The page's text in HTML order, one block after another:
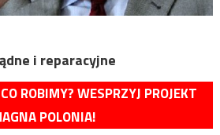
i reparacyjne
ROBIMY? WESPRZYJ PROJEKT
POLONIA!